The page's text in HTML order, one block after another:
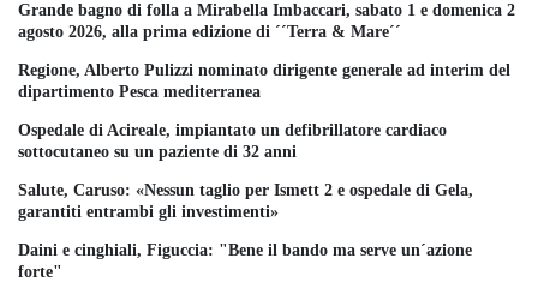
Grande bagno di folla a Mirabella Imbaccari, sabato 1 e domenica 2
agosto 2026, alla prima edizione di ´´Terra & Mare´´
Regione, Alberto Pulizzi nominato dirigente generale ad interim del
dipartimento Pesca mediterranea
Ospedale di Acireale, impiantato un defibrillatore cardiaco
sottocutaneo su un paziente di 32 anni
Salute, Caruso: «Nessun taglio per Ismett 2 e ospedale di Gela,
garantiti entrambi gli investimenti»
Daini e cinghiali, Figuccia: "Bene il bando ma serve un´azione
forte"